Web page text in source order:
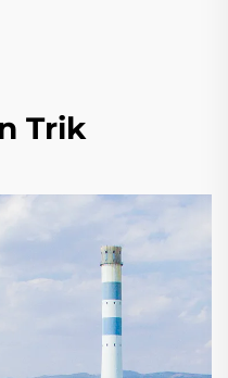
Trik